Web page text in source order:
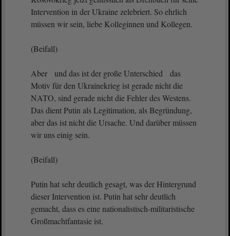
Intervention in der Ukraine zelebriert. So ehrlich
müssen wir sein, liebe Kolleginnen und Kollegen.
(Beifall)
Aber und das ist der große Unterschied das
Motiv für den Ukrainekrieg ist gerade nicht die
NATO, sind gerade nicht die Fehler des Westens.
Das dient Putin als Legitimation, als Begründung,
aber das ist nicht die Ursache. Und darüber müssen
wir uns einig sein.
(Beifall)
Putin hat sehr deutlich gesagt, was der Hintergrund
dieser Intervention ist. Putin hat sehr deutlich
gemacht, dass es eine nationalistisch-militaristische
Großmachtfantasie ist.